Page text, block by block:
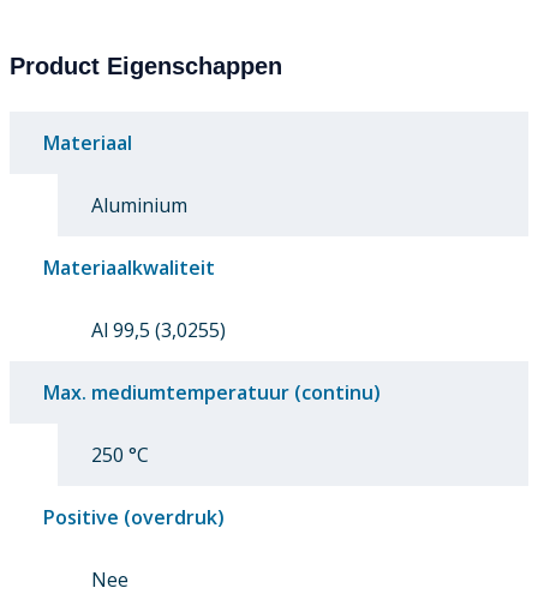
Product Eigenschappen
Materiaal
Aluminium
Materiaalkwaliteit
Al 99,5 (3,0255)
Max. mediumtemperatuur (continu)
250 °C
Positive (overdruk)
Nee